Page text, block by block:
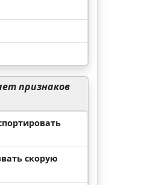
признаков
скорую